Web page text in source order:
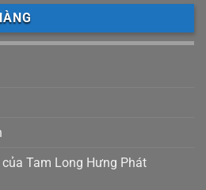
Tam Long Hưng Phát